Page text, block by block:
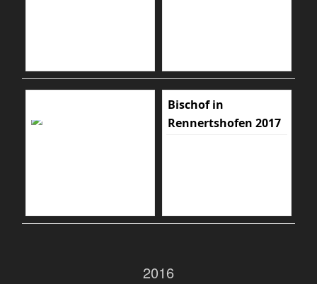
Bischof in
Rennertshofen 2017
2016